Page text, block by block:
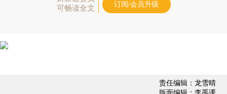
可畅读全文
订阅/会员升级
责任编辑：龙雪晴